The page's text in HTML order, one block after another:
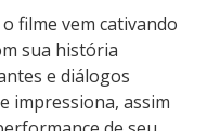
filme vem cativando
sua história
e diálogos
impressiona, assim